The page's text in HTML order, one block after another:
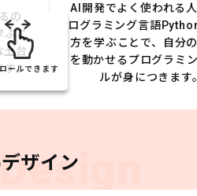
の
こ
土台
す。
AI開発でよく使われる
ログラミング言語
方を学ぶことで、自分
を動かせるプログラミ
ルが身につきます
ールできます
ザイン